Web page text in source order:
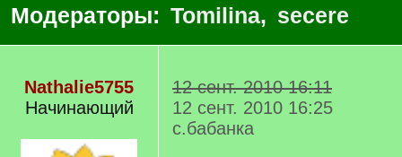
Модераторы: Tomilina, secere
Nathalie5755
Начинающий
12 сент. 2010 16:11
12 сент. 2010 16:25
с.бабанка